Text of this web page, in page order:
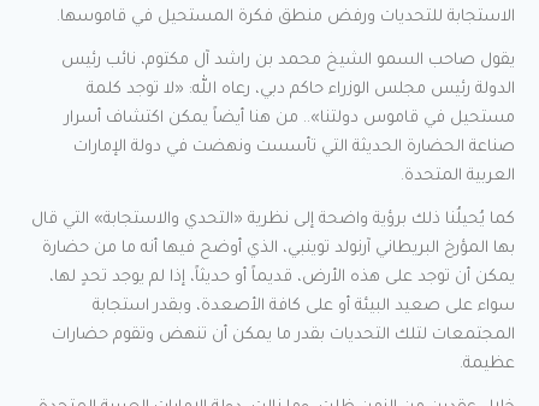
الاستجابة للتحديات ورفض منطق فكرة المستحيل في قاموسها.
يقول صاحب السمو الشيخ محمد بن راشد آل مكتوم، نائب رئيس
الدولة رئيس مجلس الوزراء حاكم دبي، رعاه الله: «لا توجد كلمة
مستحيل في قاموس دولتنا».. من هنا أيضاً يمكن اكتشاف أسرار
صناعة الحضارة الحديثة التي تأسست ونهضت في دولة الإمارات
العربية المتحدة.
كما يُحيلُنا ذلك برؤية واضحة إلى نظرية «التحدي والاستجابة» التي قال
بها المؤرخ البريطاني آرنولد توينبي، الذي أوضح فيها أنه ما من حضارة
يمكن أن توجد على هذه الأرض، قديماً أو حديثاً، إذا لم يوجد تحدٍ لها،
سواء على صعيد البيئة أو على كافة الأصعدة، وبقدر استجابة
المجتمعات لتلك التحديات بقدر ما يمكن أن تنهض وتقوم حضارات
عظيمة.